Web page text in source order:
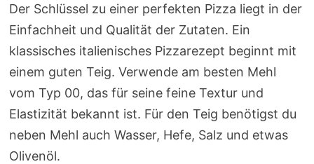
Der Schlüssel zu einer perfekten Pizza liegt in der
Einfachheit und Qualität der Zutaten. Ein
klassisches italienisches Pizzarezept beginnt mit
einem guten Teig. Verwende am besten Mehl
vom Typ 00, das für seine feine Textur und
Elastizität bekannt ist. Für den Teig benötigst du
neben Mehl auch Wasser, Hefe, Salz und etwas
Olivenöl.